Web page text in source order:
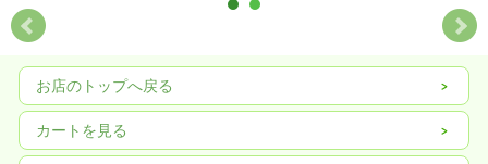
お店のトップへ戻る
カートを見る